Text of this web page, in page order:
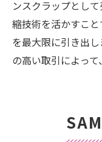
ンスクラップとし
縮技術を活かすこ
を最大限に引き出
の高い取引によって